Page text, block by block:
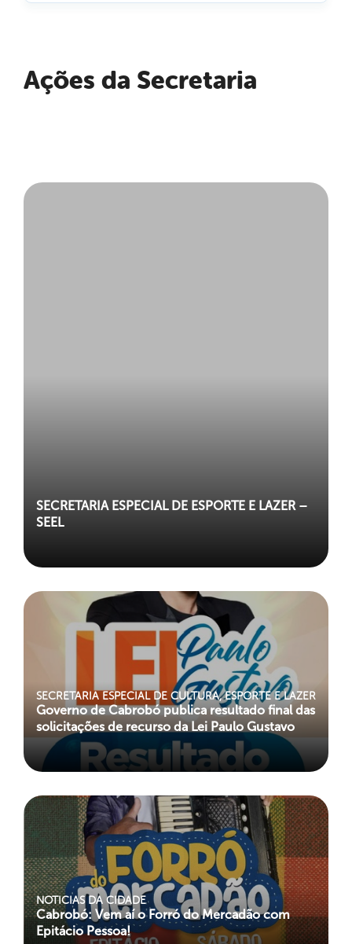
Ações da Secretaria
SECRETARIA ESPECIAL DE ESPORTE E LAZER –
SEEL
SECRETARIA ESPECIAL DE CULTURA, ESPORTE E LAZER
Governo de Cabrobó publica resultado final das
solicitações de recurso da Lei Paulo Gustavo
NOTICIAS DA CIDADE
Cabrobó: Vem aí o Forró do Mercadão com
Epitácio Pessoa!